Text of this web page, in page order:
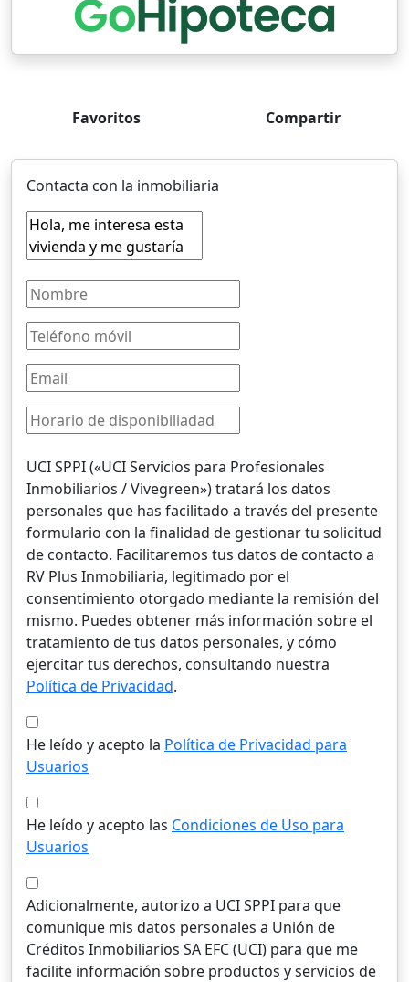
Favoritos Compartir
Contacta con la inmobiliaria
UCI SPPI («UCI Servicios para Profesionales
Inmobiliarios / Vivegreen») tratará los datos
personales que has facilitado a través del presente
formulario con la finalidad de gestionar tu solicitud
de contacto. Facilitaremos tus datos de contacto a
RV Plus Inmobiliaria, legitimado por el
consentimiento otorgado mediante la remisión del
mismo. Puedes obtener más información sobre el
tratamiento de tus datos personales, y cómo
ejercitar tus derechos, consultando nuestra
Política de Privacidad.
He leído y acepto la Política de Privacidad para
Usuarios
He leído y acepto las Condiciones de Uso para
Usuarios
Adicionalmente, autorizo a UCI SPPI para que
comunique mis datos personales a Unión de
Créditos Inmobiliarios SA EFC (UCI) para que me
facilite información sobre productos y servicios de